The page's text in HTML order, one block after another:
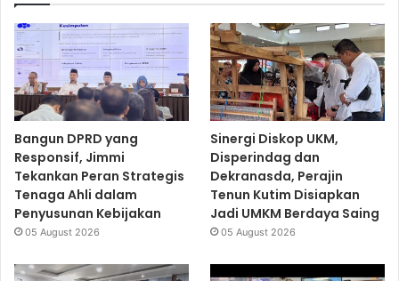
Bangun DPRD yang
Responsif, Jimmi
Tekankan Peran Strategis
Tenaga Ahli dalam
Penyusunan Kebijakan
05 August 2026
Sinergi Diskop UKM,
Disperindag dan
Dekranasda, Perajin
Tenun Kutim Disiapkan
Jadi UMKM Berdaya Saing
05 August 2026